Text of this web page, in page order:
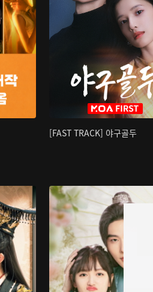
[FAST TRACK] 야구골두